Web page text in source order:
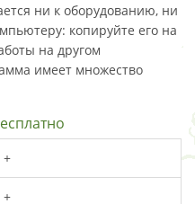
ни к оборудованию, ни
копируйте его на
на другом
имеет множество
+
+